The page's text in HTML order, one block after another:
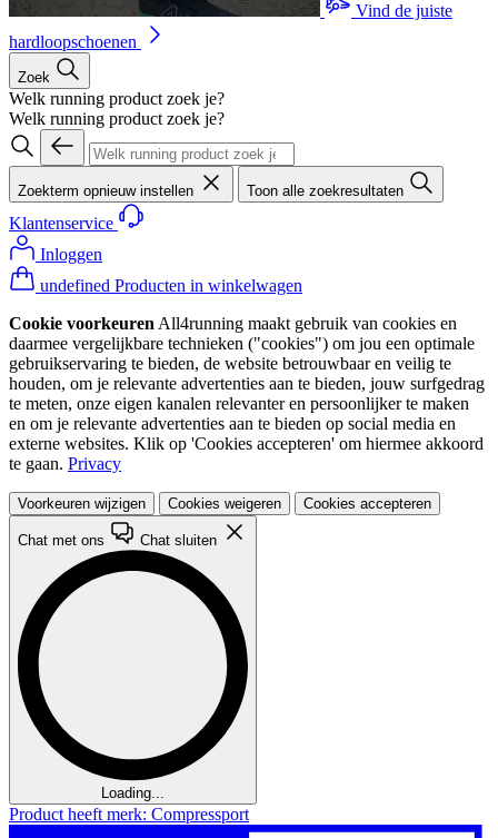
Vind de juiste
hardloopschoenen
Zoek
Welk running product zoek je?
Welk running product zoek je?
Zoekterm opnieuw instellen Toon alle zoekresultaten
Klantenservice
Inloggen
undefined Producten in winkelwagen
Cookie voorkeuren All4running maakt gebruik van cookies en
daarmee vergelijkbare technieken ("cookies") om jou een optimale
gebruikservaring te bieden, de website betrouwbaar en veilig te
houden, om je relevante advertenties aan te bieden, jouw surfgedrag
te meten, onze eigen kanalen relevanter en persoonlijker te maken
en om je relevante advertenties aan te bieden op social media en
externe websites. Klik op 'Cookies accepteren' om hiermee akkoord
te gaan. Privacy
Voorkeuren wijzigen Cookies weigeren Cookies accepteren
Chat met ons Chat sluiten
Loading...
Product heeft merk: Compressport